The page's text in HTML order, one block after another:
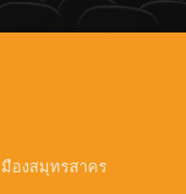
มืองสมุทรสาคร